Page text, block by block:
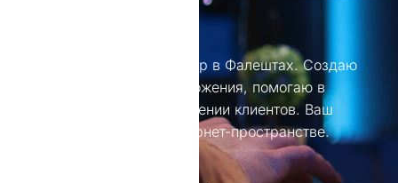
Разработчик, веб-дизайнер в Фалештах. Создаю
уникальные сайты и приложения, помогаю в
брендировании и привлечении клиентов. Ваш
надежный партнер в интернет-пространстве.